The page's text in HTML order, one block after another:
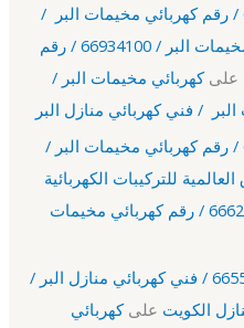
كهربائي مخيمات البر / 66934100 / رقم كهربائي مخيمات البر /
فني كهربائي منازل البر كهربائي مخيمات البر / 66934100 / رقم
علىكهربائي مخيمات البر /
كهربائي مخيمات البر / 66901910 / رقم كهربائي مخيمات البر /
للتركيبات الكهربائية
كهربائي مخيمات البر / 66629504 / رقم كهربائي مخيمات
رقم كهربائي مخيمات البر / 66559972 / فني كهربائي منازل البر /
الكويت علىكهربائي